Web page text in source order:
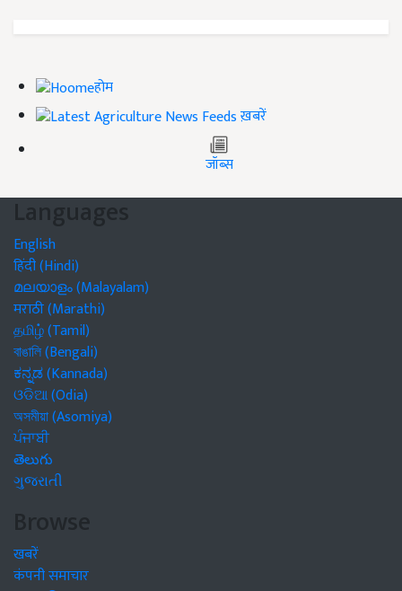
होम
ख़बरें
जॉब्स
Languages
English
हिंदी (Hindi)
മലയാളം (Malayalam)
मराठी (Marathi)
தமிழ் (Tamil)
বাঙালি (Bengali)
ಕನ್ನಡ (Kannada)
ଓଡିଆ (Odia)
অসমীয়া (Asomiya)
ਪੰਜਾਬੀ
తెలుగు
ગુજરાતી
Browse
खबरें
कंपनी समाचार